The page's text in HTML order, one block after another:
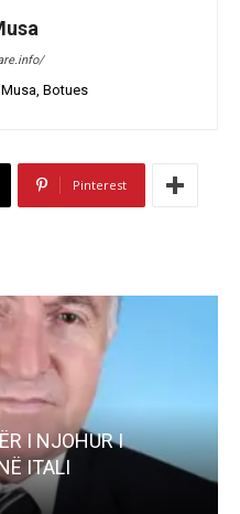
Botues
Pinterest
Musa-Rome- Shtator
8 Shtator 2025